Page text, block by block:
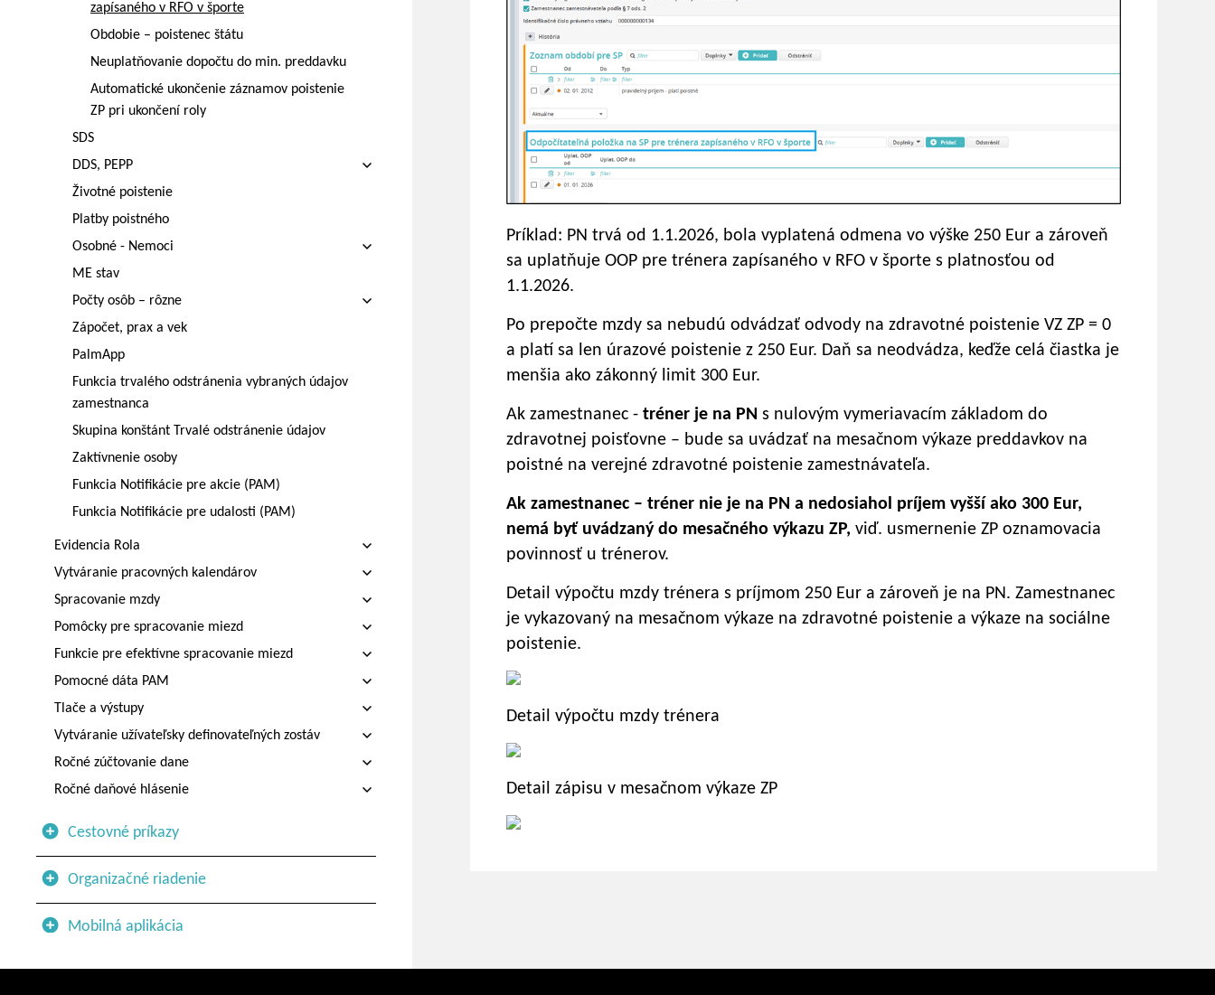
zapísaného v RFO v športe
Obdobie – poistenec štátu
Neuplatňovanie dopočtu do min. preddavku
Automatické ukončenie záznamov poistenie
ZP pri ukončení roly
SDS
DDS, PEPP
Životné poistenie
Platby poistného
Osobné - Nemoci
ME stav
Počty osôb – rôzne
Zápočet, prax a vek
PalmApp
Funkcia trvalého odstránenia vybraných údajov
zamestnanca
Skupina konštánt Trvalé odstránenie údajov
Zaktívnenie osoby
Funkcia Notifikácie pre akcie (PAM)
Funkcia Notifikácie pre udalosti (PAM)
Evidencia Rola
Vytváranie pracovných kalendárov
Spracovanie mzdy
Pomôcky pre spracovanie miezd
Funkcie pre efektívne spracovanie miezd
Pomocné dáta PAM
Tlače a výstupy
Vytváranie užívateľsky definovateľných zostáv
Ročné zúčtovanie dane
Ročné daňové hlásenie
Cestovné príkazy
Organizačné riadenie
Mobilná aplikácia
Spracovanie dochádzky
Príklad: PN trvá od 1.1.2026, bola vyplatená odmena vo výške 250 Eur a zároveň
sa uplatňuje OOP pre trénera zapísaného v RFO v športe s platnosťou od
1.1.2026.
Po prepočte mzdy sa nebudú odvádzať odvody na zdravotné poistenie VZ ZP = 0
a platí sa len úrazové poistenie z 250 Eur. Daň sa neodvádza, keďže celá čiastka je
menšia ako zákonný limit 300 Eur.
Ak zamestnanec - tréner je na PN s nulovým vymeriavacím základom do
zdravotnej poisťovne – bude sa uvádzať na mesačnom výkaze preddavkov na
poistné na verejné zdravotné poistenie zamestnávateľa.
Ak zamestnanec – tréner nie je na PN a nedosiahol príjem vyšší ako 300 Eur,
nemá byť uvádzaný do mesačného výkazu ZP, viď. usmernenie ZP oznamovacia
povinnosť u trénerov.
Detail výpočtu mzdy trénera s príjmom 250 Eur a zároveň je na PN. Zamestnanec
je vykazovaný na mesačnom výkaze na zdravotné poistenie a výkaze na sociálne
poistenie.
Detail výpočtu mzdy trénera
Detail zápisu v mesačnom výkaze ZP